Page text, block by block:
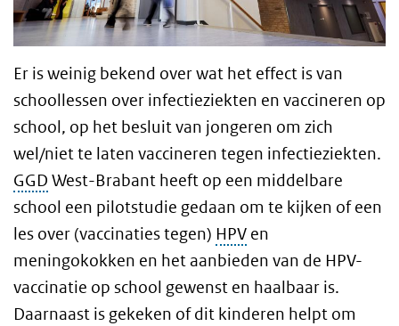
Er is weinig bekend over wat het effect is van
schoollessen over infectieziekten en vaccineren op
school, op het besluit van jongeren om zich
wel/niet te laten vaccineren tegen infectieziekten.
GGD West-Brabant heeft op een middelbare
school een pilotstudie gedaan om te kijken of een
les over (vaccinaties tegen) HPV en
meningokokken en het aanbieden van de HPV-
vaccinatie op school gewenst en haalbaar is.
Daarnaast is gekeken of dit kinderen helpt om